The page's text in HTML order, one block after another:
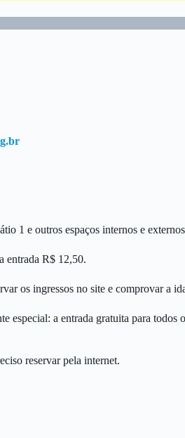
1 e outros espaços internos e externos
entrada R$ 12,50.
os ingressos no site e comprovar a
especial: a entrada gratuita para
reservar pela internet.